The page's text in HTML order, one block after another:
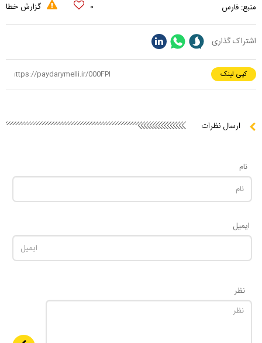
منبع: فارس ۰ گزارش خطا
اشتراک گذاری
کپی لینک
ارسال نظرات
نام
ایمیل
نظر